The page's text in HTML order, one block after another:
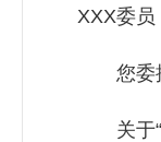
XXX委员
您委提
关于“